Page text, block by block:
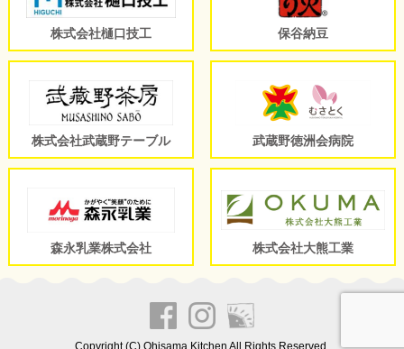
株式会社樋口技工 保谷納豆
株式会社武蔵野テーブル 武蔵野徳洲会病院
森永乳業株式会社 株式会社大熊工業
Copyright (C) Ohisama Kitchen All Rights Reserved.